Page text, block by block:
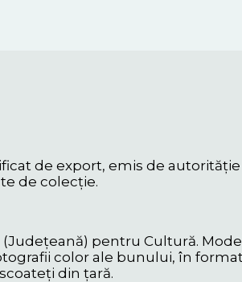
de export, emis de
de colecție.
pentru Cultură.
color ale bunului, în
din țară.